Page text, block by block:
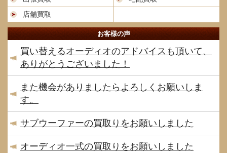
店舗買取
お客様の声
買い替えるオーディオのアドバイスも頂いて、
ありがとうございました！
また機会がありましたらよろしくお願いしま
す。
サブウーファーの買取りをお願いしました
オーディオ一式の買取りをお願いしました